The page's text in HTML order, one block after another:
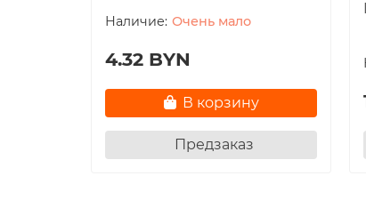
Очень мало
4.32 BYN
В корзину
Предзаказ